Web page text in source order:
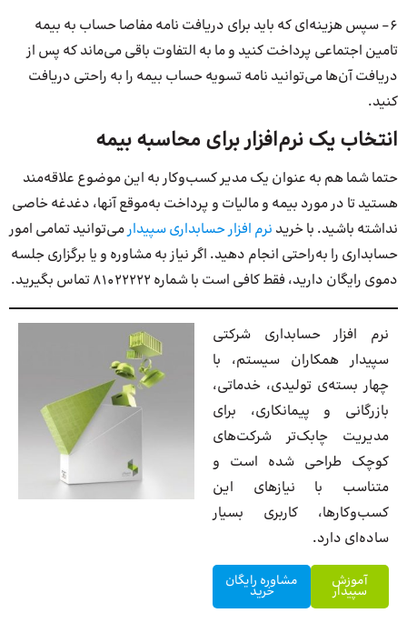
6- سپس هزینه‌ای که باید برای دریافت نامه مفاصا حساب به بیمه
تامین اجتماعی پرداخت کنید و ما به التفاوت باقی می‌ماند که پس از
دریافت آن‌ها می‌توانید نامه تسویه حساب بیمه را به راحتی دریافت
کنید.
انتخاب یک نرم‌افزار برای محاسبه بیمه
حتما شما هم به عنوان یک مدیر کسب‌وکار به این موضوع علاقه‌مند
هستید تا در مورد بیمه و مالیات و پرداخت به‌موقع آنها، دغدغه خاصی
نداشته باشید. با خرید نرم افزار حسابداری سپیدارمی‌توانید تمامی امور
حسابداری را به‌راحتی انجام دهید. اگر نیاز به مشاوره و یا برگزاری جلسه
دموی رایگان دارید، فقط کافی است با شماره 81022222 تماس بگیرید.
نرم افزار حسابداری شرکتی
سپیدار همکاران سیستم، با
چهار بسته‌‌ی تولیدی، خدماتی،
بازرگانی و پیمانکاری، برای
مدیریت چابک‌تر شرکت‌های
کوچک طراحی شده است و
متناسب با نیازهای این
کسب‌وکارها، کاربری بسیار
ساده‌ای دارد.
آموزش
سپیدار
مشاوره رایگان
خرید